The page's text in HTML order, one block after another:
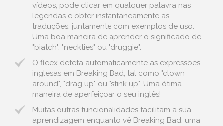
vídeos, pode clicar em qualquer palavra nas
legendas e obter instantaneamente as
traduções, juntamente com exemplos de uso.
Uma boa maneira de aprender o significado de
"biatch", "neckties" ou "druggie".
O fleex deteta automaticamente as expressões
inglesas em Breaking Bad, tal como "clown
around", "drag up" ou "stink up". Uma ótima
maneira de aperfeiçoar o seu inglês!
Muitas outras funcionalidades facilitam a sua
aprendizagem enquanto vê Breaking Bad: uma